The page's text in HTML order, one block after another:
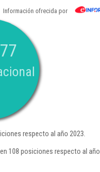
Información ofrecida por
respecto al año 2023.
108 posiciones respecto al año